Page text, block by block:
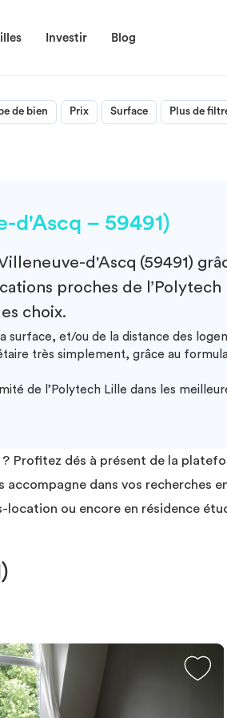
Investir Blog
de bien Prix Surface Plus de
d'Ascq – 59491)
d'Ascq (59491)
proches de
choix.
et/ou de la distance des
très simplement, grâce au
de l’Polytech Lille dans les
? Profitez dés à présent de la
dans vos recherches
ou encore en résidence